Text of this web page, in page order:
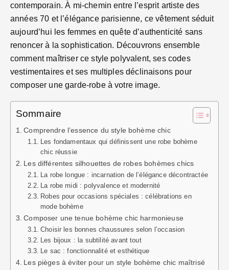
contemporain. À mi-chemin entre l’esprit artiste des
années 70 et l’élégance parisienne, ce vêtement séduit
aujourd’hui les femmes en quête d’authenticité sans
renoncer à la sophistication. Découvrons ensemble
comment maîtriser ce style polyvalent, ses codes
vestimentaires et ses multiples déclinaisons pour
composer une garde-robe à votre image.
Sommaire
Comprendre l’essence du style bohème chic
Les fondamentaux qui définissent une robe bohème
chic réussie
Les différentes silhouettes de robes bohèmes chics
La robe longue : incarnation de l’élégance décontractée
La robe midi : polyvalence et modernité
Robes pour occasions spéciales : célébrations en
mode bohème
Composer une tenue bohème chic harmonieuse
Choisir les bonnes chaussures selon l’occasion
Les bijoux : la subtilité avant tout
Le sac : fonctionnalité et esthétique
Les pièges à éviter pour un style bohème chic maîtrisé